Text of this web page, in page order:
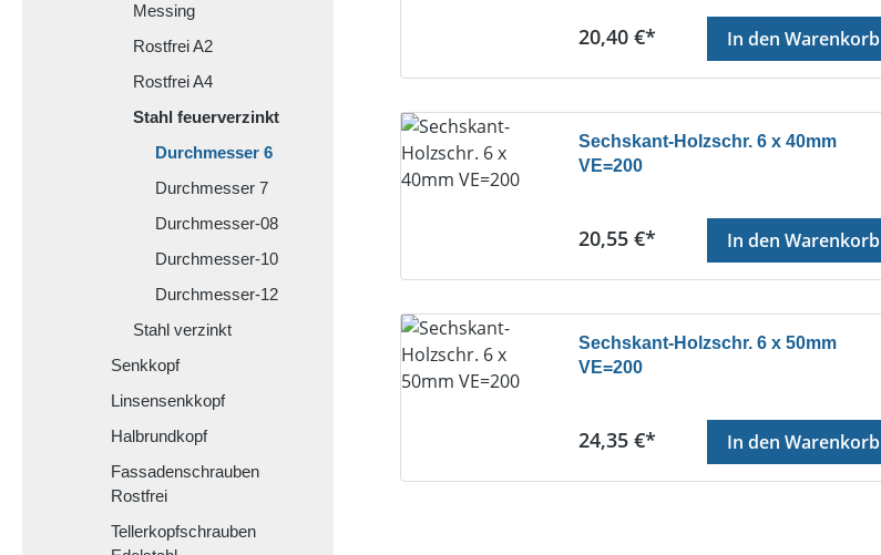
Messing
Rostfrei A2
Rostfrei A4
Stahl feuerverzinkt
Durchmesser 6
Durchmesser 7
Durchmesser-08
Durchmesser-10
Durchmesser-12
Stahl verzinkt
Senkkopf
Linsensenkkopf
Halbrundkopf
Fassadenschrauben
Rostfrei
Tellerkopfschrauben
Regulärer Preis:
20,40 €* In den Warenkorb
Sechskant-Holzschr. 6 x 40mm
VE=200
Regulärer Preis:
20,55 €* In den Warenkorb
Sechskant-Holzschr. 6 x 50mm
VE=200
Regulärer Preis:
24,35 €* In den Warenkorb